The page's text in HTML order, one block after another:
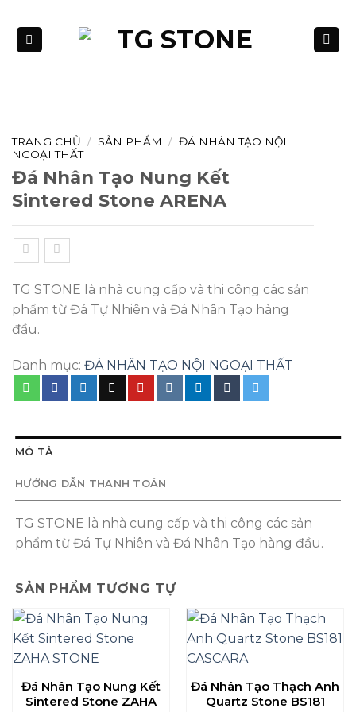
qua
nội
TRANG CHỦ / SẢN PHẨM / ĐÁ NHÂN TẠO NỘI
NGOẠI THẤT
Đá Nhân Tạo Nung Kết
Sintered Stone ARENA
TG STONE là nhà cung cấp và thi công các sản
phẩm từ Đá Tự Nhiên và Đá Nhân Tạo hàng
đầu.
Danh mục: ĐÁ NHÂN TẠO NỘI NGOẠI THẤT
MÔ TẢ
HƯỚNG DẪN THANH TOÁN
TG STONE là nhà cung cấp và thi công các sản
phẩm từ Đá Tự Nhiên và Đá Nhân Tạo hàng đầu.
SẢN PHẨM TƯƠNG TỰ
Đá Nhân Tạo Nung Kết
Sintered Stone ZAHA
Đá Nhân Tạo Thạch Anh
Quartz Stone BS181